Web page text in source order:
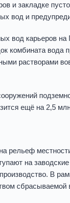
и закладке
вод и
вод карьеров
комбината вода
растворами
ещё на 2,5
рельеф
на
В
сбрасываемой